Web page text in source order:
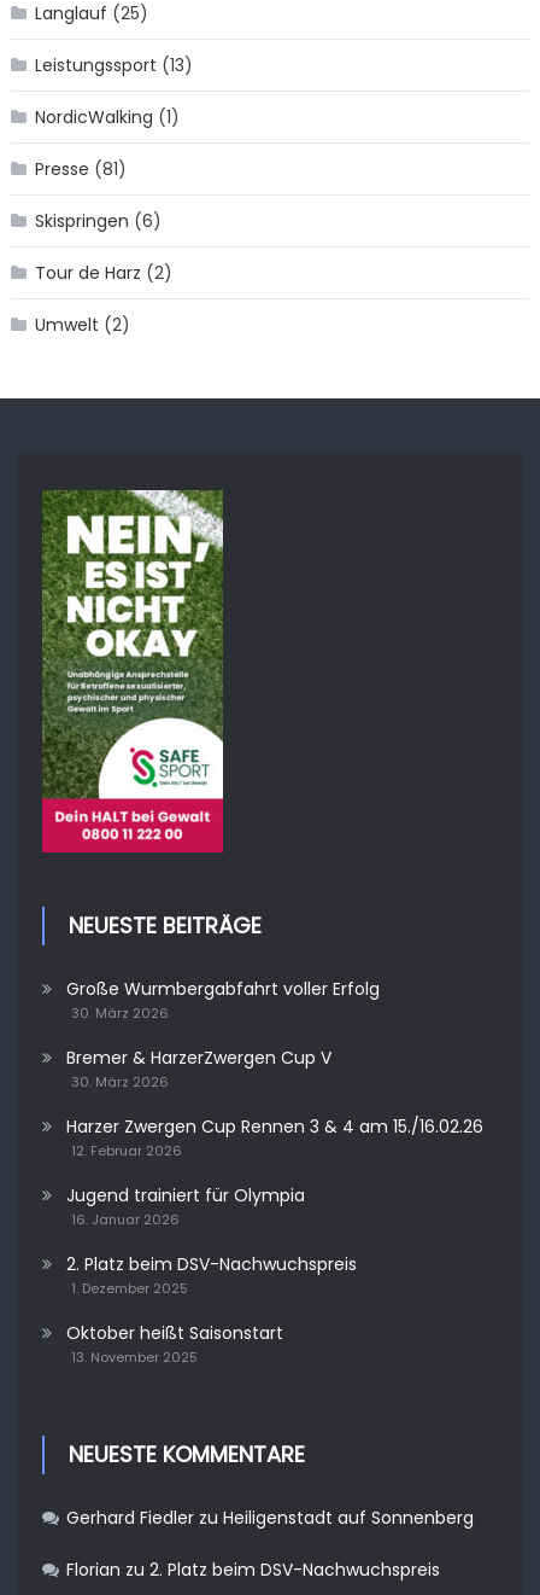
Langlauf (25)
Leistungssport (13)
NordicWalking (1)
Presse (81)
Skispringen (6)
Tour de Harz (2)
Umwelt (2)
NEUESTE BEITRÄGE
Große Wurmbergabfahrt voller Erfolg
30. März 2026
Bremer & HarzerZwergen Cup V
30. März 2026
Harzer Zwergen Cup Rennen 3 & 4 am 15./16.02.26
12. Februar 2026
Jugend trainiert für Olympia
16. Januar 2026
2. Platz beim DSV-Nachwuchspreis
1. Dezember 2025
Oktober heißt Saisonstart
13. November 2025
NEUESTE KOMMENTARE
Gerhard Fiedler zuHeiligenstadt auf Sonnenberg
Florian zu2. Platz beim DSV-Nachwuchspreis